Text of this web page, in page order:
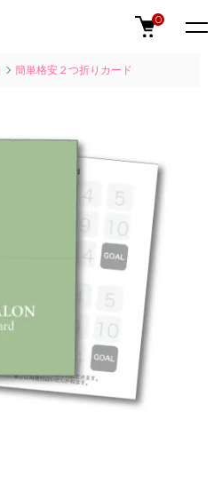
0
簡単格安２つ折りカード